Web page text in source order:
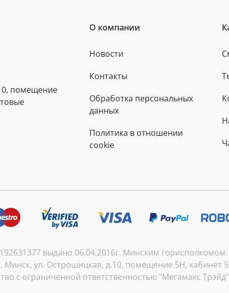
помещение
О компании
Новости
Контакты
Обработка персональных
данных
Политика в отношении
cookie
выдано 06.04.2016г. Минским
Минск, ул. Острошицкая, д.10, помещение 5Н, кабинет
с ограниченной ответственностью "Мегамакс Трэйд"